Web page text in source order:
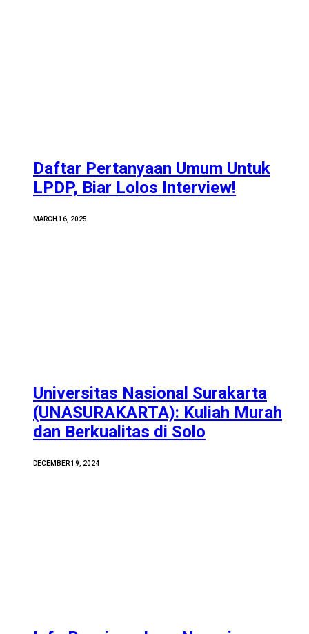
Daftar Pertanyaan Umum Untuk
LPDP, Biar Lolos Interview!
MARCH 16, 2025
Universitas Nasional Surakarta
(UNASURAKARTA): Kuliah Murah
dan Berkualitas di Solo
DECEMBER 19, 2024